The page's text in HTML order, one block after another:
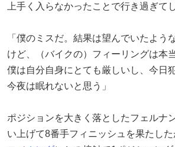
上手く入らなかったことで行き過ぎて
「僕のミスだ。結果は望んでいたよう
けど、（バイクの）フィーリングは本
僕は自分自身にとても厳しいし、今日
今夜は眠れないと思う」
ポジションを大きく落としたフェルナ
い上げて8番手フィニッシュを果たし